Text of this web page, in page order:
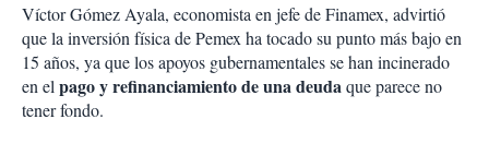
Víctor Gómez Ayala, economista en jefe de Finamex, advirtió
que la inversión física de Pemex ha tocado su punto más bajo en
15 años, ya que los apoyos gubernamentales se han incinerado
en elpago y refinanciamiento de una deudaque parece no
tener fondo.